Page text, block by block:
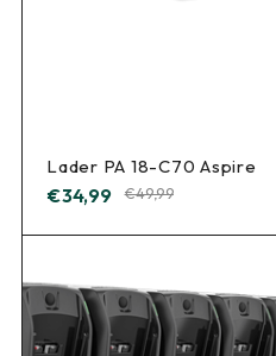
Lader PA 18-C70 Aspire
€49,99
€34,99